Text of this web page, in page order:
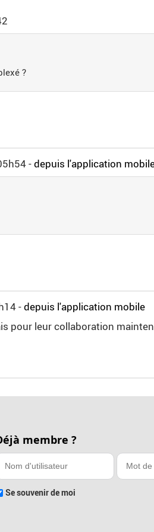
?
-depuis l'application
-depuis l'application mobile
pour leur collaboration
membre ?
Se souvenir de moi